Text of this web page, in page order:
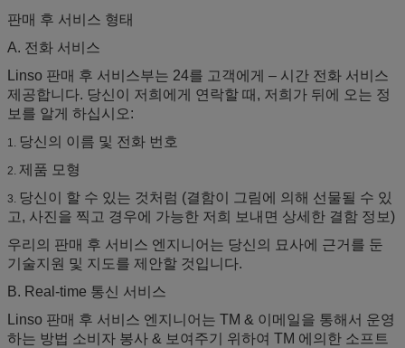
판매 후 서비스 형태
A. 전화 서비스
Linso 판매 후 서비스부는 24를 고객에게 – 시간 전화 서비스
제공합니다. 당신이 저희에게 연락할 때, 저희가 뒤에 오는 정
보를 알게 하십시오:
1. 당신의 이름 및 전화 번호
2. 제품 모형
3. 당신이 할 수 있는 것처럼 (결함이 그림에 의해 선물될 수 있
고, 사진을 찍고 경우에 가능한 저희 보내면 상세한 결함 정보)
우리의 판매 후 서비스 엔지니어는 당신의 묘사에 근거를 둔
기술지원 및 지도를 제안할 것입니다.
B. Real-time 통신 서비스
Linso 판매 후 서비스 엔지니어는 TM & 이메일을 통해서 운영
하는 방법 소비자 봉사 & 보여주기 위하여 TM 에의한 소프트